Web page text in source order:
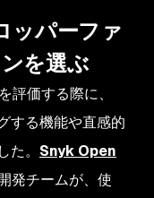
ッパーファ
を選ぶ
評価する際に、
する機能や直感的
。 Snyk Open
発チームが、使